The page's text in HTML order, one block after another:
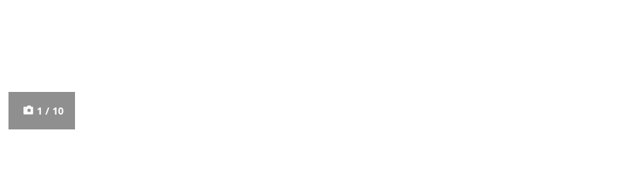
1 / 10